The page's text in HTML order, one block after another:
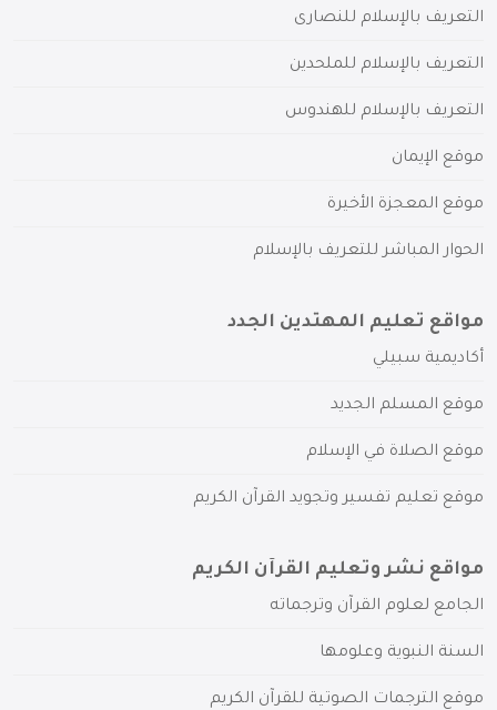
التعريف بالإسلام للنصارى
التعريف بالإسلام للملحدين
التعريف بالإسلام للهندوس
موقع الإيمان
موقع المعجزة الأخيرة
الحوار المباشر للتعريف بالإسلام
مواقع تعليم المهتدين الجدد
أكاديمية سبيلي
موقع المسلم الجديد
موقع الصلاة في الإسلام
موقع تعليم تفسير وتجويد القرآن الكريم
مواقع نشر وتعليم القرآن الكريم
الجامع لعلوم القرآن وترجماته
السنة النبوية وعلومها
موقع الترجمات الصوتية للقرآن الكريم